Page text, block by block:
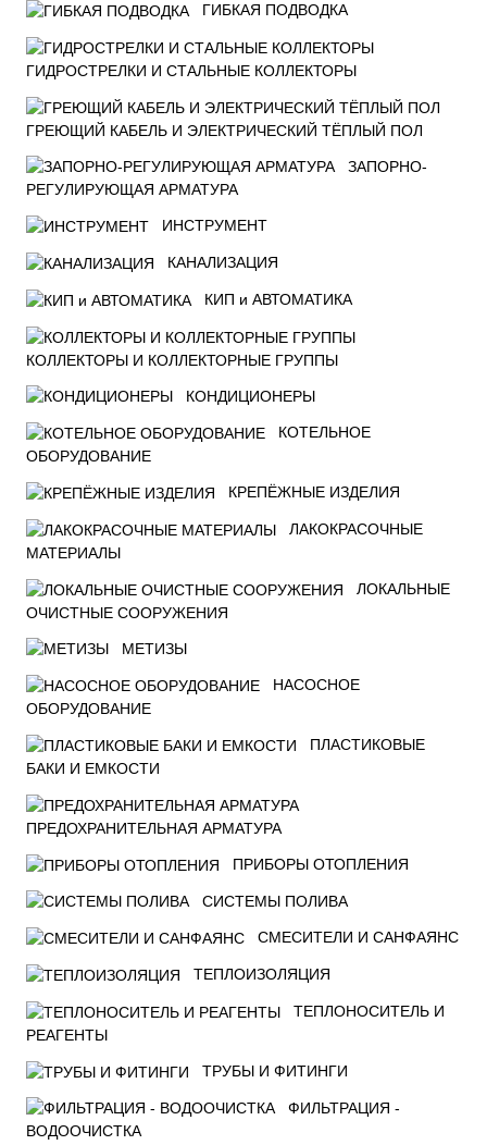
ГИБКАЯ ПОДВОДКА
ГИДРОСТРЕЛКИ И СТАЛЬНЫЕ КОЛЛЕКТОРЫ
ГРЕЮЩИЙ КАБЕЛЬ И ЭЛЕКТРИЧЕСКИЙ ТЁПЛЫЙ ПОЛ
ЗАПОРНО-
РЕГУЛИРУЮЩАЯ АРМАТУРА
ИНСТРУМЕНТ
КАНАЛИЗАЦИЯ
КИП и АВТОМАТИКА
КОЛЛЕКТОРЫ И КОЛЛЕКТОРНЫЕ ГРУППЫ
КОНДИЦИОНЕРЫ
КОТЕЛЬНОЕ
ОБОРУДОВАНИЕ
КРЕПЁЖНЫЕ ИЗДЕЛИЯ
ЛАКОКРАСОЧНЫЕ
МАТЕРИАЛЫ
ЛОКАЛЬНЫЕ
ОЧИСТНЫЕ СООРУЖЕНИЯ
МЕТИЗЫ
НАСОСНОЕ
ОБОРУДОВАНИЕ
ПЛАСТИКОВЫЕ
БАКИ И ЕМКОСТИ
ПРЕДОХРАНИТЕЛЬНАЯ АРМАТУРА
ПРИБОРЫ ОТОПЛЕНИЯ
СИСТЕМЫ ПОЛИВА
СМЕСИТЕЛИ И САНФАЯНС
ТЕПЛОИЗОЛЯЦИЯ
ТЕПЛОНОСИТЕЛЬ И
РЕАГЕНТЫ
ТРУБЫ И ФИТИНГИ
ФИЛЬТРАЦИЯ -
ВОДООЧИСТКА